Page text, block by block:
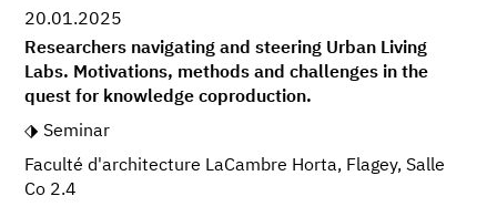
20.01.2025
Researchers navigating and steering Urban Living
Labs. Motivations, methods and challenges in the
quest for knowledge coproduction.
Seminar
Faculté d'architecture LaCambre Horta, Flagey, Salle
Co 2.4